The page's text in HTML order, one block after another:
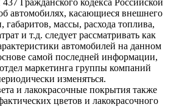
Гражданского кодекса Российской
автомобилях, касающиеся внешнего
габаритов, массы, расхода топлива,
и т.д. следует рассматривать как
автомобилей на данном
самой последней информации,
маркетинга группы компаний
изменяться.
и лакокрасочные покрытия также
цветов и лакокрасочного